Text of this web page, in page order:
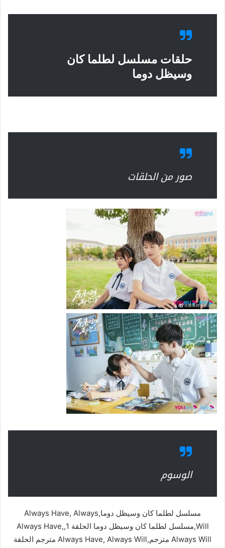
حلقات مسلسل لطلما كان
وسيظل دوما
صور من الحلقات
الوسوم
مسلسل لطلما كان وسيظل دوما,Always Have, Always
Will,مسلسل لطلما كان وسيظل دوما الحلقة 1,Always Have,
Always Will مترجم,Always Have, Always Will مترجم الحلقة